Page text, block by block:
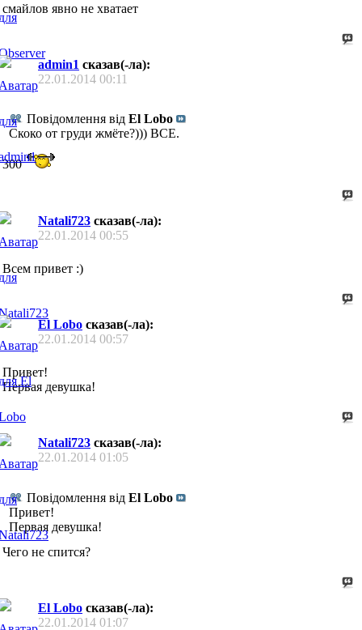
смайлов явно не хватает
admin1 сказав(-ла):
22.01.2014 00:11
Повідомлення від El Lobo
Скоко от груди жмёте?))) ВСЕ.
300
Natali723 сказав(-ла):
22.01.2014 00:55
Всем привет :)
El Lobo сказав(-ла):
22.01.2014 00:57
Привет!
Первая девушка!
Natali723 сказав(-ла):
22.01.2014 01:05
Повідомлення від El Lobo
Привет!
Первая девушка!
Чего не спится?
El Lobo сказав(-ла):
22.01.2014 01:07